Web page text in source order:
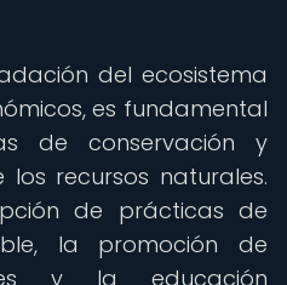
del ecosistema
es fundamental
de conservación y
los recursos naturales.
de prácticas de
la promoción de
y la educación